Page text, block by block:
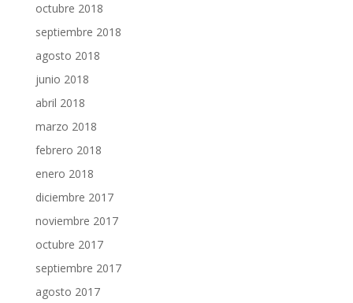
octubre 2018
septiembre 2018
agosto 2018
junio 2018
abril 2018
marzo 2018
febrero 2018
enero 2018
diciembre 2017
noviembre 2017
octubre 2017
septiembre 2017
agosto 2017